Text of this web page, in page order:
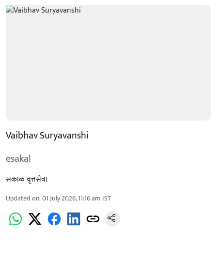
Vaibhav Suryavanshi
esakal
सकाळ वृत्तसेवा
Updated on:01 July 2026, 11:16 am IST